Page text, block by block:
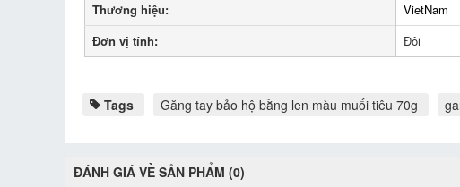
Thương hiệu:
VietNam
Đơn vị tính:
Đôi
Tags Găng tay bảo hộ bằng len màu muối tiêu 70g
ĐÁNH GIÁ VỀ SẢN PHẨM (0)